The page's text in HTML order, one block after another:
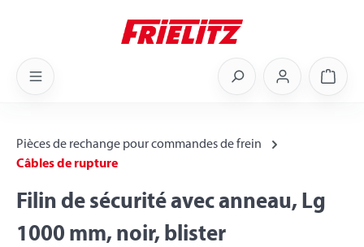
Pièces de rechange pour commandes de frein
Câbles de rupture
Filin de sécurité avec anneau, Lg
1000 mm, noir, blister